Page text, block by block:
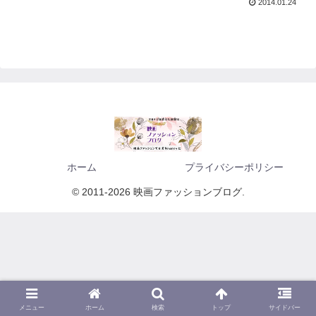
2014.01.24
ホーム プライバシーポリシー
© 2011-2026 映画ファッションブログ.
メニュー ホーム 検索 トップ サイドバー